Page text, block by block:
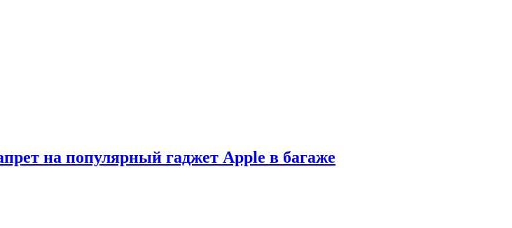
на популярный гаджет Apple в багаже